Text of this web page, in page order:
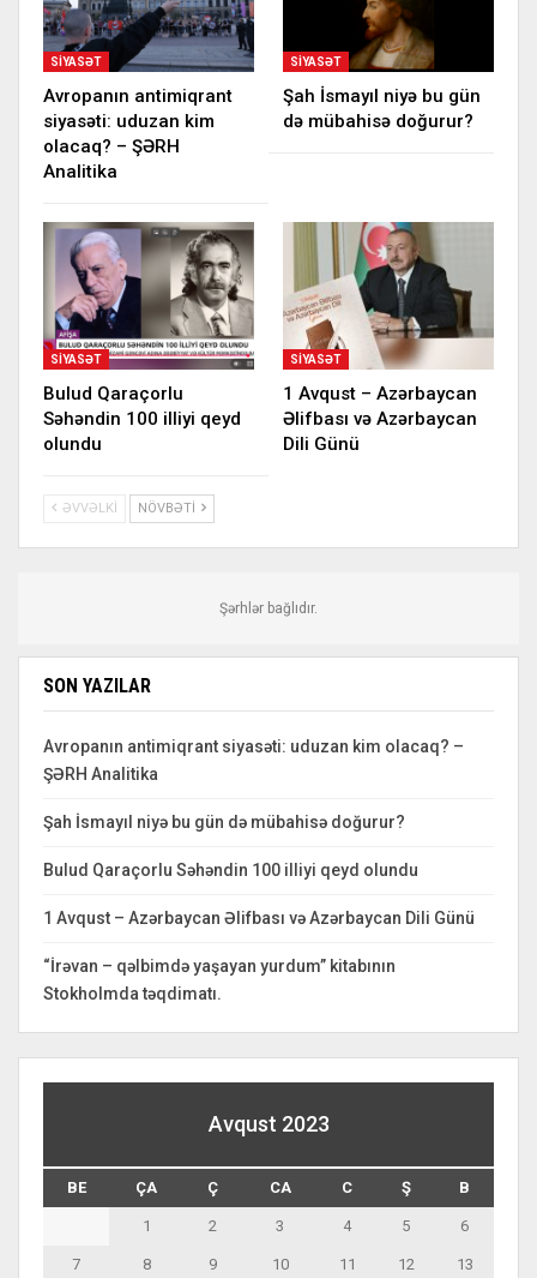
SIYASƏT
Avropanın antimiqrant
siyasəti: uduzan kim
olacaq? – ŞƏRH
Analitika
SIYASƏT
Şah İsmayıl niyə bu gün
də mübahisə doğurur?
SIYASƏT
Bulud Qaraçorlu
Səhəndin 100 illiyi qeyd
olundu
SIYASƏT
1 Avqust – Azərbaycan
Əlifbası və Azərbaycan
Dili Günü
ƏVVƏLKI NÖVBƏTI
Şərhlər bağlıdır.
SON YAZILAR
Avropanın antimiqrant siyasəti: uduzan kim olacaq? –
ŞƏRH Analitika
Şah İsmayıl niyə bu gün də mübahisə doğurur?
Bulud Qaraçorlu Səhəndin 100 illiyi qeyd olundu
1 Avqust – Azərbaycan Əlifbası və Azərbaycan Dili Günü
“İrəvan – qəlbimdə yaşayan yurdum” kitabının
Stokholmda təqdimatı.
Avqust 2023
BE ÇA Ç CA C Ş B
1 2 3 4 5 6
7 8 9 10 11 12 13